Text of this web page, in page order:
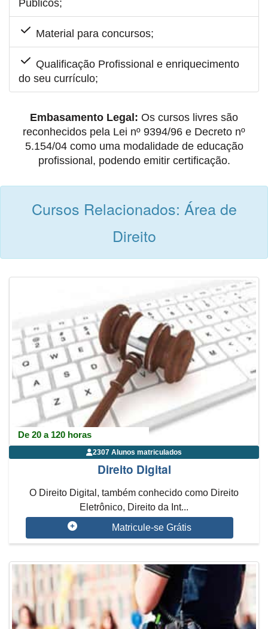
Públicos;
Material para concursos;
Qualificação Profissional e enriquecimento
do seu currículo;
Embasamento Legal: Os cursos livres são
reconhecidos pela Lei nº 9394/96 e Decreto nº
5.154/04 como uma modalidade de educação
profissional, podendo emitir certificação.
Cursos Relacionados: Área de
Direito
De 20 a 120 horas
2307 Alunos matriculados
Direito Digital
O Direito Digital, também conhecido como Direito
Eletrônico, Direito da Int...
Matricule-se Grátis